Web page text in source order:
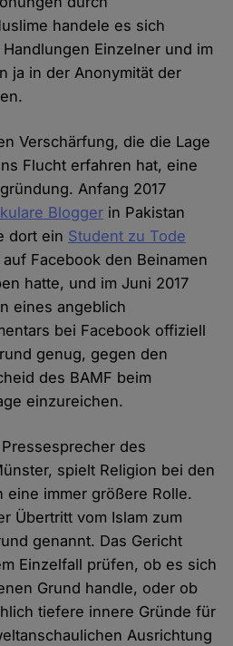
handele es sich
Einzelner und im
ja in der Anonymität der
Verschärfung, die die Lage
Flucht erfahren hat, eine
Anfang 2017
Blogger in Pakistan
dort ein Student zu Tode
Facebook den Beinamen
hatte, und im Juni 2017
eines angeblich
bei Facebook offiziell
genug, gegen den
des BAMF beim
einzureichen.
des
spielt Religion bei den
eine immer größere Rolle.
Übertritt vom Islam zum
genannt. Das Gericht
Einzelfall prüfen, ob es sich
Grund handle, oder ob
tiefere innere Gründe für
Ausrichtung